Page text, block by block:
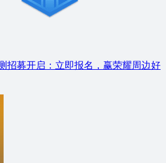
招募开启：立即报名，赢荣耀周边好